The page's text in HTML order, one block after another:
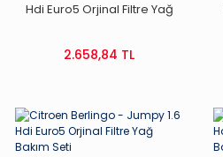
Hdi Euro5 Orjinal Filtre Yağ
2.658,84 TL